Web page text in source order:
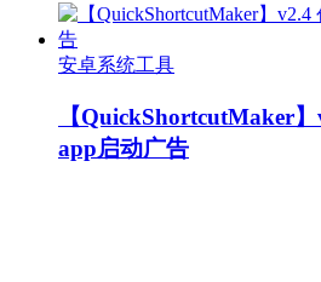
安卓系统工具
【QuickShortcutMaker
app启动广告